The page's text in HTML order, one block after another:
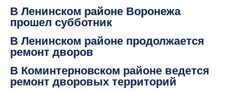
В Ленинском районе Воронежа
прошел субботник
В Ленинском районе продолжается
ремонт дворов
В Коминтерновском районе ведется
ремонт дворовых территорий